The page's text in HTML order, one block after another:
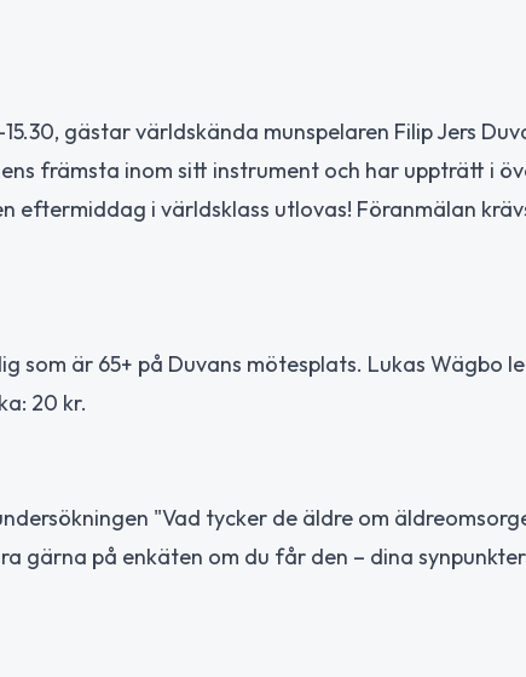
gästar världskända munspelaren Filip Jers
främsta inom sitt instrument och har uppträtt i
eftermiddag i världsklass utlovas! Föranmälan
som är 65+ på Duvans mötesplats. Lukas Wägbo
20 kr.
"Vad tycker de äldre om
gärna på enkäten om du får den – dina